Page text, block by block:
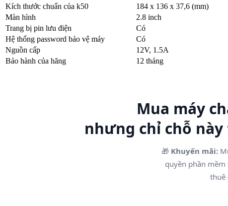
Kích thước chuẩn của k50
184 x 136 x 37,6 (mm)
Màn hình
2.8 inch
Trang bị pin lưu điện
Có
Hệ thống password bảo vệ máy
Có
Nguồn cấp
12V, 1.5A
Bảo hành của hãng
12 tháng
Mua máy
nhưng chỉ chỗ này
🎁 Khuyến mãi:
quyền phần mềm
thuê